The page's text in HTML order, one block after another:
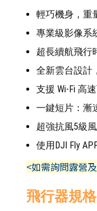
輕巧機身，重
專業級影像系
超長續航飛行
全新雲台設計
支援 Wi-Fi 高
一鍵短片：漸
超強抗風5級
使用DJI Fly
<如需詢問露營
飛行器規格